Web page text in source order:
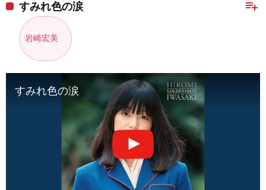
playlist_add
すみれ色の涙
岩崎宏美
すみれ色の涙